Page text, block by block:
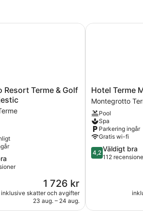
Resort Terme & Golf
Priset
är
1 726 kr
1 726 kr
inklusive skatter och avgifter
23 aug. – 24 aug.
Terme & Golf - Hotel Majestic
Hotel
Terme
Millepini
Montegrotto
Terme
Hotel Terme
Montegrotto
Pool
Spa
Parkering ingår
Gratis wi-fi
4.2
av
112 recensioner
4,2 Väldigt bra
112
Hotel Terme